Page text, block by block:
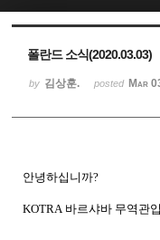
폴란드 소식(2020.03.03)
by 김상훈. posted Mar
안녕하십니까?
KOTRA 바르샤바 무역관
Sketchbook5, 스케치북5